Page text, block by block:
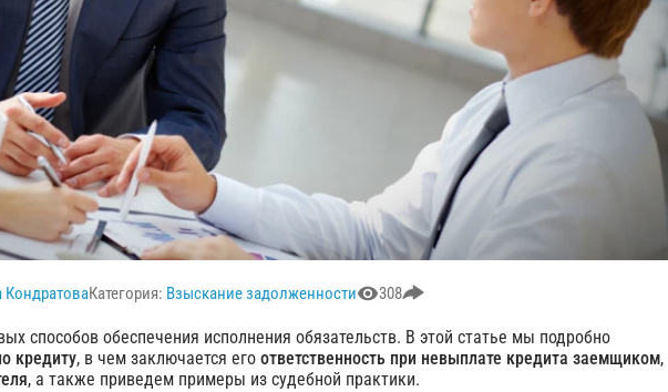
КондратоваКатегория: Взыскание задолженности 308
способов обеспечения исполнения обязательств. В этой статье мы подробно
кредиту, в чем заключается его ответственность при невыплате кредита заемщиком,
, а также приведем примеры из судебной практики.